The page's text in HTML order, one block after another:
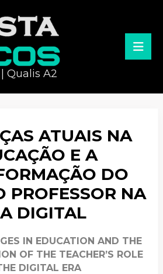
Qualis A2
ATUAIS NA
E A
DO
PROFESSOR NA
DIGITAL
IN EDUCATION AND THE
OF THE TEACHER’S ROLE
DIGITAL ERA